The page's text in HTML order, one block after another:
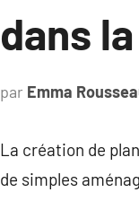
dans
par Emma
La création de
de simples